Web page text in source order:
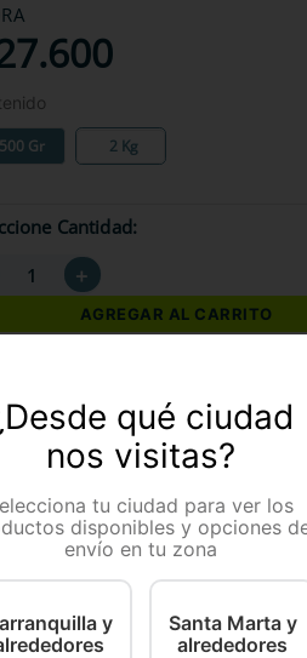
.600
500 Gr 2 Kg
Cantidad
＋
AGREGAR AL CARRITO
balanceada de nutrientes,
qué ciudad
nos visitas?
tu ciudad para ver los
disponibles y opciones
envío en tu zona
y
Santa Marta y
alrededores